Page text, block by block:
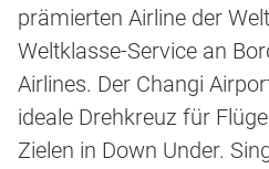
prämierten Airline der
Weltklasse-Service an
Airlines. Der Changi
ideale Drehkreuz für
Zielen in Down Under.